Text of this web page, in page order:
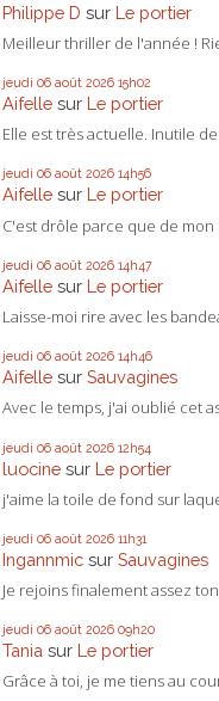
Philippe D sur Le portier
Meilleur thriller de l'année !
jeudi 06 août 2026 15h02
Aifelle sur Le portier
Elle est très actuelle. Inutile
jeudi 06 août 2026 14h56
Aifelle sur Le portier
C'est drôle parce que de mon
jeudi 06 août 2026 14h47
Aifelle sur Le portier
Laisse-moi rire avec les
jeudi 06 août 2026 14h46
Aifelle sur Sauvagines
Avec le temps, j'ai oublié cet
jeudi 06 août 2026 12h54
luocine sur Le portier
j'aime la toile de fond sur
jeudi 06 août 2026 11h31
Ingannmic sur Sauvagines
Je rejoins finalement assez
jeudi 06 août 2026 09h20
Tania sur Le portier
Grâce à toi, je me tiens au